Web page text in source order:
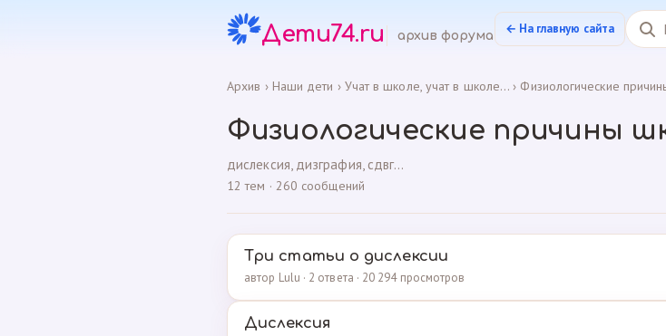
Дети74.ru архив форума ← На главную сайта
Архив › Наши дети › Учат в школе, учат в школе... › Физиологические
Физиологические причины
дислексия, дизграфия, сдвг...
12 тем · 260 сообщений
Три статьи о дислексии
автор Lulu · 2 ответа · 20 294 просмотров
Дислексия